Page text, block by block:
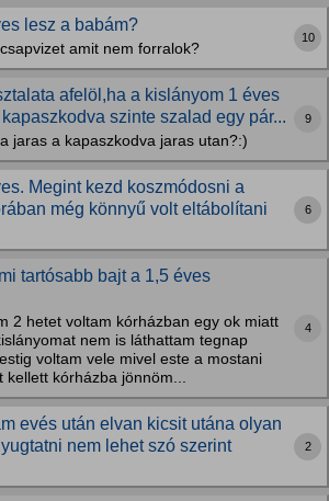
lesz a babám?
amit nem forralok?
10
afelöl,ha a kislányom 1 éves
szinte szalad egy pár...
jaras a kapaszkodva jaras utan?:)
9
Megint kezd koszmódosni a
még könnyű volt eltábolítani
6
tartósabb bajt a 1,5 éves
2 hetet voltam kórházban egy ok miatt
nem is láthattam tegnap
voltam vele mivel este a mostani
kellett kórházba jönnöm...
4
evés után elvan kicsit utána olyan
nem lehet szó szerint
2